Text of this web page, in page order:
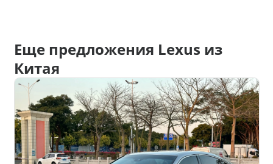
Еще предложения Lexus из
Китая